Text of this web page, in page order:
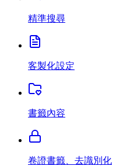
精準搜尋
客製化設定
書籤內容
卷證書籤、去識別化